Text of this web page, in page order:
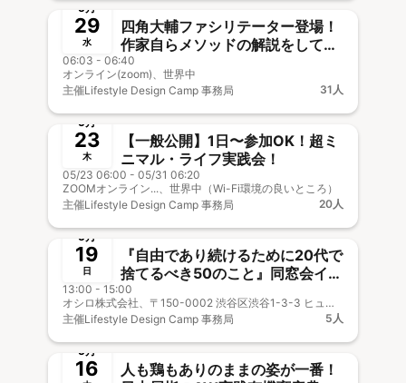
5月
29
水
四角大輔ファシリテーター登場！
作家自らメソッドの解説をしてく
れる超レアな企画！ 「超ミニマ
ル・ライフ実践会」
06:03 - 06:40
オンライン(zoom)、世界中
主催Lifestyle Design Camp 事務局 31人
終了
5月
23
木
【一般公開】1日〜参加OK！超ミ
ニマル・ライフ実践会！
05/23 06:00 - 05/31 06:20
ZOOMオンライン...、世界中（Wi-Fi環境の良いところ）
主催Lifestyle Design Camp 事務局 20人
終了
5月
19
日
『自由であり続けるために20代で
捨てるべき50のこと』同窓会イベ
ント
13:00 - 15:00
オシロ株式会社、〒150-0002 渋谷区渋谷1-3-3 ヒューリック青山第二ビル 8階
主催Lifestyle Design Camp 事務局 5人
終了
5月
16
人も鶏もありのままの姿が一番！